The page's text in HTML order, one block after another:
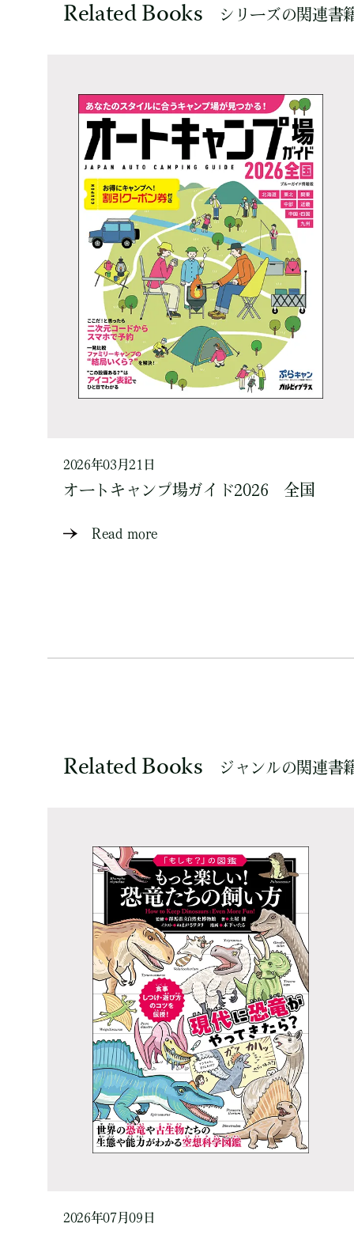
Related Books シリーズの関連書
2026年03月21日
オートキャンプ場ガイド2026 全国
Read more
Related Books ジャンルの関連書
2026年07月09日